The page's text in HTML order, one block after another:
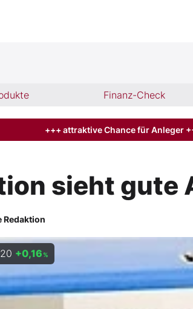
Finanz-Check
ONLINE lesen
+++ attraktive Chance für Anleger
sieht gute
Redaktion
+0,16 %